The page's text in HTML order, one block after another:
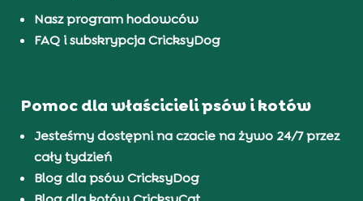
Nasz program hodowców
FAQ i subskrypcja CricksyDog
Pomoc dla właścicieli psów i kotów
Jesteśmy dostępni na czacie na żywo 24/7 przez
cały tydzień
Blog dla psów CricksyDog